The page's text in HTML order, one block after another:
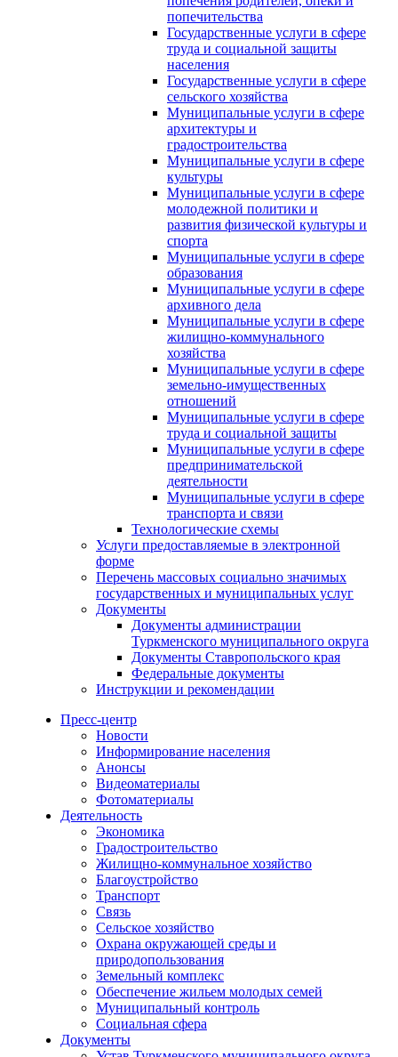
попечительства
Государственные услуги в сфере
труда и социальной защиты
населения
Государственные услуги в сфере
сельского хозяйства
Муниципальные услуги в сфере
архитектуры и
градостроительства
Муниципальные услуги в сфере
культуры
Муниципальные услуги в сфере
молодежной политики и
развития физической культуры и
спорта
Муниципальные услуги в сфере
образования
Муниципальные услуги в сфере
архивного дела
Муниципальные услуги в сфере
жилищно-коммунального
хозяйства
Муниципальные услуги в сфере
земельно-имущественных
отношений
Муниципальные услуги в сфере
труда и социальной защиты
Муниципальные услуги в сфере
предпринимательской
деятельности
Муниципальные услуги в сфере
транспорта и связи
Технологические схемы
Услуги предоставляемые в электронной
форме
Перечень массовых социально значимых
государственных и муниципальных услуг
Документы
Документы администрации
Туркменского муниципального округа
Документы Ставропольского края
Федеральные документы
Инструкции и рекомендации
Пресс-центр
Новости
Информирование населения
Анонсы
Видеоматериалы
Фотоматериалы
Деятельность
Экономика
Градостроительство
Жилищно-коммунальное хозяйство
Благоустройство
Транспорт
Связь
Сельское хозяйство
Охрана окружающей среды и
природопользования
Земельный комплекс
Обеспечение жильем молодых семей
Муниципальный контроль
Социальная сфера
Документы